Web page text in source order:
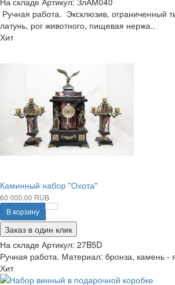
Ручная работа. Эксклюзив, ограниченный
латунь, рог животного, пищевая нержа..
Хит
Каминный набор "Охота"
60 000.00 RUB
В корзину
Заказ в один клик
На складе Артикул: 27B5D
Ручная работа. Материал: бронза, камень -
Хит